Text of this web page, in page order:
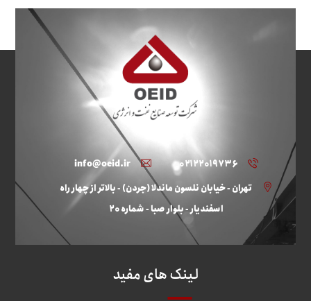
۰۲۱۲۲۰۱۹۷۳۶
info@oeid.ir
تهران - خیابان نلسون ماندلا (جردن) - بالاتر از چهار راه
اسفندیار - بلوار صبا - شماره ۲۰
لینک های مفید